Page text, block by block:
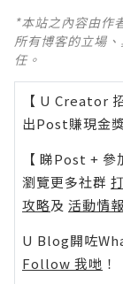
*本站之內容由作
所有博客的立場
任。
【 U Creator
出Post賺現金
【 睇Post + 參
瀏覽更多社群
攻略及 活動情報
U Blog開咗
Follow 我哋 ！